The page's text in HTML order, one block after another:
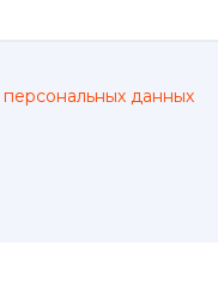
персональных данных